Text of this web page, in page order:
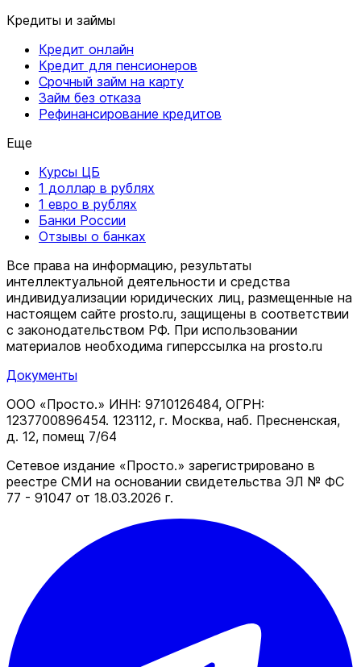
Кредиты и займы
Кредит онлайн
Кредит для пенсионеров
Срочный займ на карту
Займ без отказа
Рефинансирование кредитов
Еще
Курсы ЦБ
1 доллар в рублях
1 евро в рублях
Банки России
Отзывы о банках
Все права на информацию, результаты
интеллектуальной деятельности и средства
индивидуализации юридических лиц, размещенные на
настоящем сайте prosto.ru, защищены в соответствии
c законодательством РФ. При использовании
материалов необходима гиперссылка на prosto.ru
Документы
ООО «Просто.» ИНН: 9710126484, ОГРН:
1237700896454. 123112, г. Москва, наб. Пресненская,
д. 12, помещ 7/64
Сетевое издание «Просто.» зарегистрировано в
реестре СМИ на основании свидетельства ЭЛ № ФС
77 - 91047 от 18.03.2026 г.